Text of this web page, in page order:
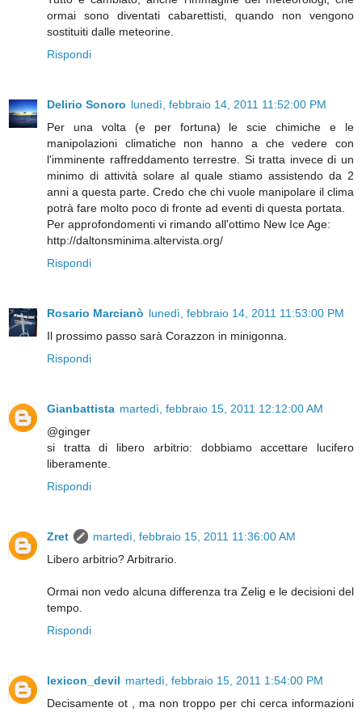
ormai sono diventati cabarettisti, quando non vengono
sostituiti dalle meteorine.
Rispondi
Delirio Sonoro lunedì, febbraio 14, 2011 11:52:00 PM
Per una volta (e per fortuna) le scie chimiche e le
manipolazioni climatiche non hanno a che vedere con
l'imminente raffreddamento terrestre. Si tratta invece di un
minimo di attività solare al quale stiamo assistendo da 2
anni a questa parte. Credo che chi vuole manipolare il clima
potrà fare molto poco di fronte ad eventi di questa portata.
Per approfondomenti vi rimando all'ottimo New Ice Age:
http://daltonsminima.altervista.org/
Rispondi
Rosario Marcianò lunedì, febbraio 14, 2011 11:53:00 PM
Il prossimo passo sarà Corazzon in minigonna.
Rispondi
Gianbattista martedì, febbraio 15, 2011 12:12:00 AM
@ginger
si tratta di libero arbitrio: dobbiamo accettare lucifero
liberamente.
Rispondi
Zret
martedì, febbraio 15, 2011 11:36:00 AM
Libero arbitrio? Arbitrario.
Ormai non vedo alcuna differenza tra Zelig e le decisioni del
tempo.
Rispondi
lexicon_devil martedì, febbraio 15, 2011 1:54:00 PM
Decisamente ot , ma non troppo per chi cerca informazioni